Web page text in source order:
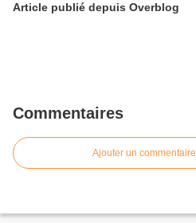
Article publié depuis Overblog
Commentaires
Ajouter un commentaire